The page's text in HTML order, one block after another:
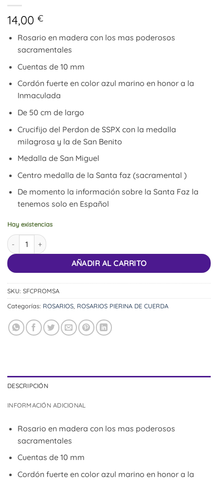
14,00 €
Rosario en madera con los mas poderosos
sacramentales
Cuentas de 10 mm
Cordón fuerte en color azul marino en honor a la
Inmaculada
De 50 cm de largo
Crucifijo del Perdon de SSPX con la medalla
milagrosa y la de San Benito
Medalla de San Miguel
Centro medalla de la Santa faz (sacramental )
De momento la información sobre la Santa Faz la
tenemos solo en Español
Hay existencias
Rosario Santa Faz y Cruz del perdón SSPX cantidad
AÑADIR AL CARRITO
SKU: SFCPROMSA
Categorías: ROSARIOS ROSARIOS PIERINA DE CUERDA
DESCRIPCIÓN
INFORMACIÓN ADICIONAL
Rosario en madera con los mas poderosos
sacramentales
Cuentas de 10 mm
Cordón fuerte en color azul marino en honor a la